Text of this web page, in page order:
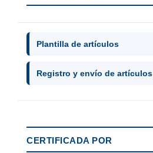
Plantilla de artículos
Registro y envío de artículos
CERTIFICADA POR